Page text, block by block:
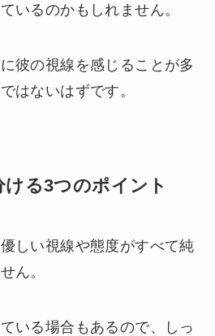
いるのかもしれません。
彼の視線を感じることが多
はないはずです。
る3つのポイント
しい視線や態度がすべて純
ん。
いる場合もあるので、しっ